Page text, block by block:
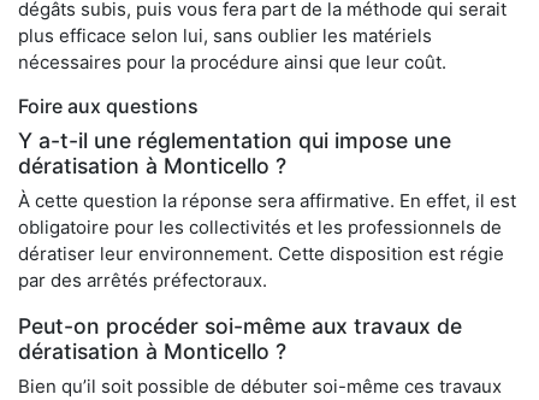
dégâts subis, puis vous fera part de la méthode qui serait
plus efficace selon lui, sans oublier les matériels
nécessaires pour la procédure ainsi que leur coût.
Foire aux questions
Y a-t-il une réglementation qui impose une
dératisation à Monticello ?
À cette question la réponse sera affirmative. En effet, il est
obligatoire pour les collectivités et les professionnels de
dératiser leur environnement. Cette disposition est régie
par des arrêtés préfectoraux.
Peut-on procéder soi-même aux travaux de
dératisation à Monticello ?
Bien qu’il soit possible de débuter soi-même ces travaux